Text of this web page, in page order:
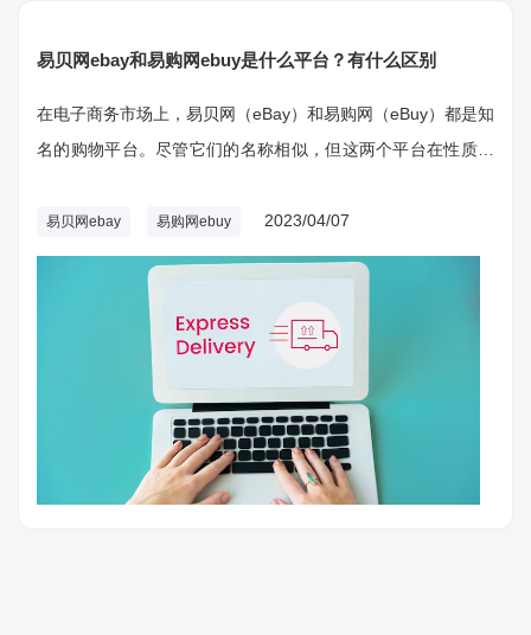
易贝网ebay和易购网ebuy是什么平台？有什么区别
在电子商务市场上，易贝网（eBay）和易购网（eBuy）都是知
名的购物平台。尽管它们的名称相似，但这两个平台在性质、
和易购网的基本概况，并对它们的区别进行分析。
易贝网ebay 易购网ebuy 2023/04/07